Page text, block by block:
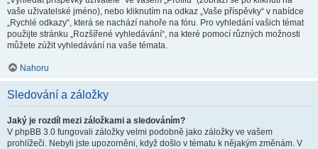
vaše uživatelské jméno), nebo kliknutím na odkaz „Vaše příspěvky“ v nabídce
„Rychlé odkazy“, která se nachází nahoře na fóru. Pro vyhledání vašich témat
použijte stránku „Rozšířené vyhledávání“, na které pomocí různých možnosti
můžete zúžit vyhledávání na vaše témata.
Nahoru
Sledování a záložky
Jaký je rozdíl mezi záložkami a sledováním?
V phpBB 3.0 fungovali záložky velmi podobně jako záložky ve vašem
prohlížeči. Nebyli jste upozorněni, když došlo v tématu k nějakým změnám. V